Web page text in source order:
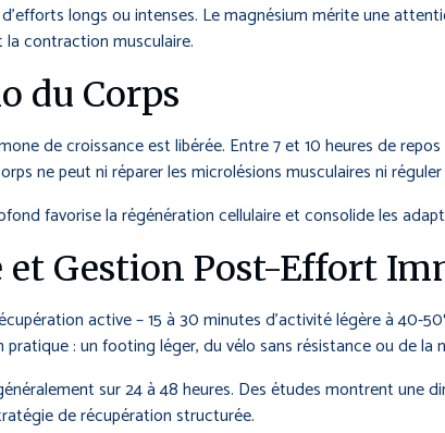
longs ou intenses. Le magnésium mérite une
contraction musculaire.
du Corps
de croissance est libérée. Entre 7 et 10 heures de
ne peut ni réparer les microlésions musculaires ni
favorise la régénération cellulaire et consolide les
Gestion Post-Effort
active – 15 à 30 minutes d’activité légère à 40-
: un footing léger, du vélo sans résistance ou de la
sur 24 à 48 heures. Des études montrent une
de récupération structurée.